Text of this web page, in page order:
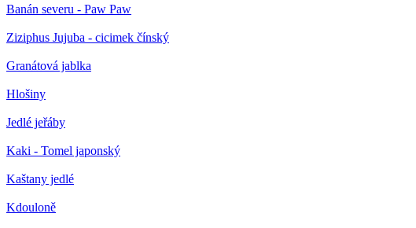
Banán severu - Paw Paw
Ziziphus Jujuba - cicimek čínský
Granátová jablka
Hlošiny
Jedlé jeřáby
Kaki - Tomel japonský
Kaštany jedlé
Kdouloně